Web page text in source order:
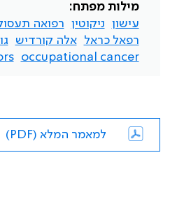
מילות מפתח:
עישון
ניקוטין רפואה
רפאל כראל
אלה קורדיש
occupational cancer
למאמר המלא (PDF)